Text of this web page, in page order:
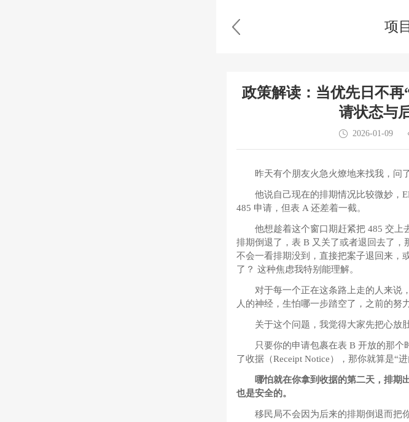
项
政策解读：当优先日不再
请状态与
2026-01-09
昨天有个朋友火急火燎地来找我，问
他说自己现在的排期情况比较微妙，
485 申请，但表 A 还差着一截。
他想趁着这个窗口期赶紧把 485 交上
排期倒退了，表 B 又关了或者退回去了
不会一看排期没到，直接把案子退回来，
了？ 这种焦虑我特别能理解。
对于每一个正在这条路上走的人来说
人的神经，生怕哪一步踏空了，之前的努
关于这个问题，我觉得大家先把心放
只要你的申请包裹在表 B 开放的那
了收据（Receipt Notice），那你就算是“进
哪怕就在你拿到收据的第二天，排期
也是安全的。
移民局不会因为后来的排期倒退而把
免费电话
在线咨询预